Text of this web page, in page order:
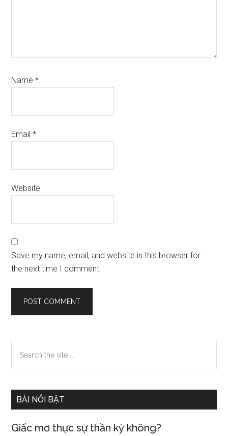
Name*
Email*
Website
Save my name, email, and website in this browser for
the next time I comment.
Primary
Sidebar
the
BÀI NỔI BẬT
Giấc mơ thực sự thần kỳ không?